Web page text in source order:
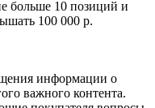
больше 10 позиций и
100 000 р.
информации о
важного контента.